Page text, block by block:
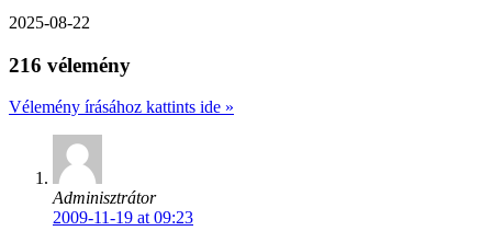
2025-08-22
216 vélemény
Vélemény írásához kattints ide »
Adminisztrátor
2009-11-19 at 09:23